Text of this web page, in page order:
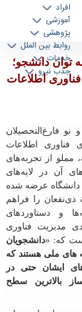
افراد
آموزشی
پژوهشی
روابط بین الملل
خدمات
جذب نیرو
دانشجو؛
اطلاعات
توان دانشجو؛
اطلاعات
نو فارغ‌التحصیلان
فناوری اطلاعات
از تجربه‌های
آن در لایه‌های
دانشگاه عرضه شده
ذی‌نفعان را فراهم
و دستاوردهای
مدیریت فناوری
که: «دانشجویان
های ملی هستند که
ایشان حتی در
بالاترین سطح